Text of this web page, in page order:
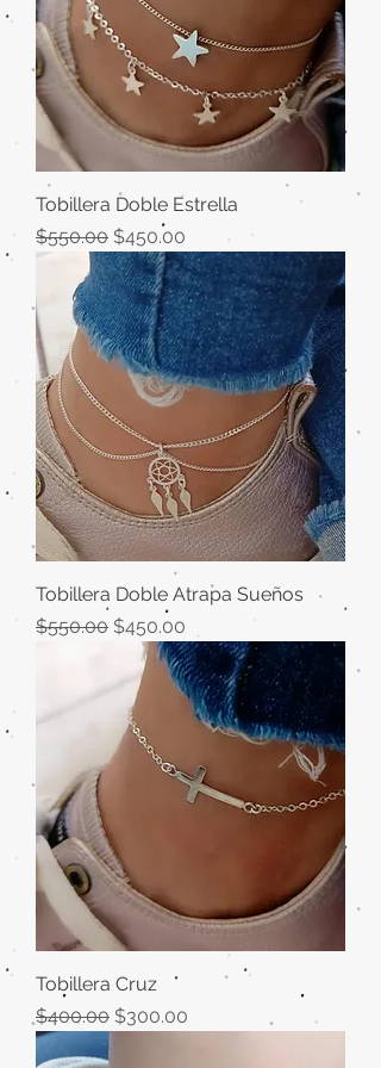
Tobillera Doble Estrella
Precio
$550.00 Precio de oferta
$450.00
Tobillera Doble Atrapa Sueños
Precio
$550.00 Precio de oferta
$450.00
Tobillera Cruz
Precio
$400.00 Precio de oferta
$300.00